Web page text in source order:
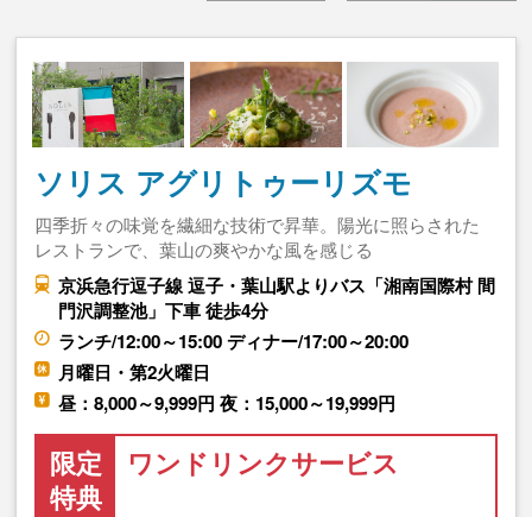
ソリス アグリトゥーリズモ
四季折々の味覚を繊細な技術で昇華。陽光に照らされた
レストランで、葉山の爽やかな風を感じる
京浜急行逗子線 逗子・葉山駅よりバス「湘南国際村 間
門沢調整池」下車 徒歩4分
ランチ/12:00～15:00 ディナー/17:00～20:00
月曜日・第2火曜日
昼：8,000～9,999円 夜：15,000～19,999円
限定
特典
ワンドリンクサービス